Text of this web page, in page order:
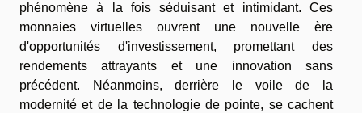
phénomène à la fois séduisant et intimidant. Ces
monnaies virtuelles ouvrent une nouvelle ère
d'opportunités d'investissement, promettant des
rendements attrayants et une innovation sans
précédent. Néanmoins, derrière le voile de la
modernité et de la technologie de pointe, se cachent